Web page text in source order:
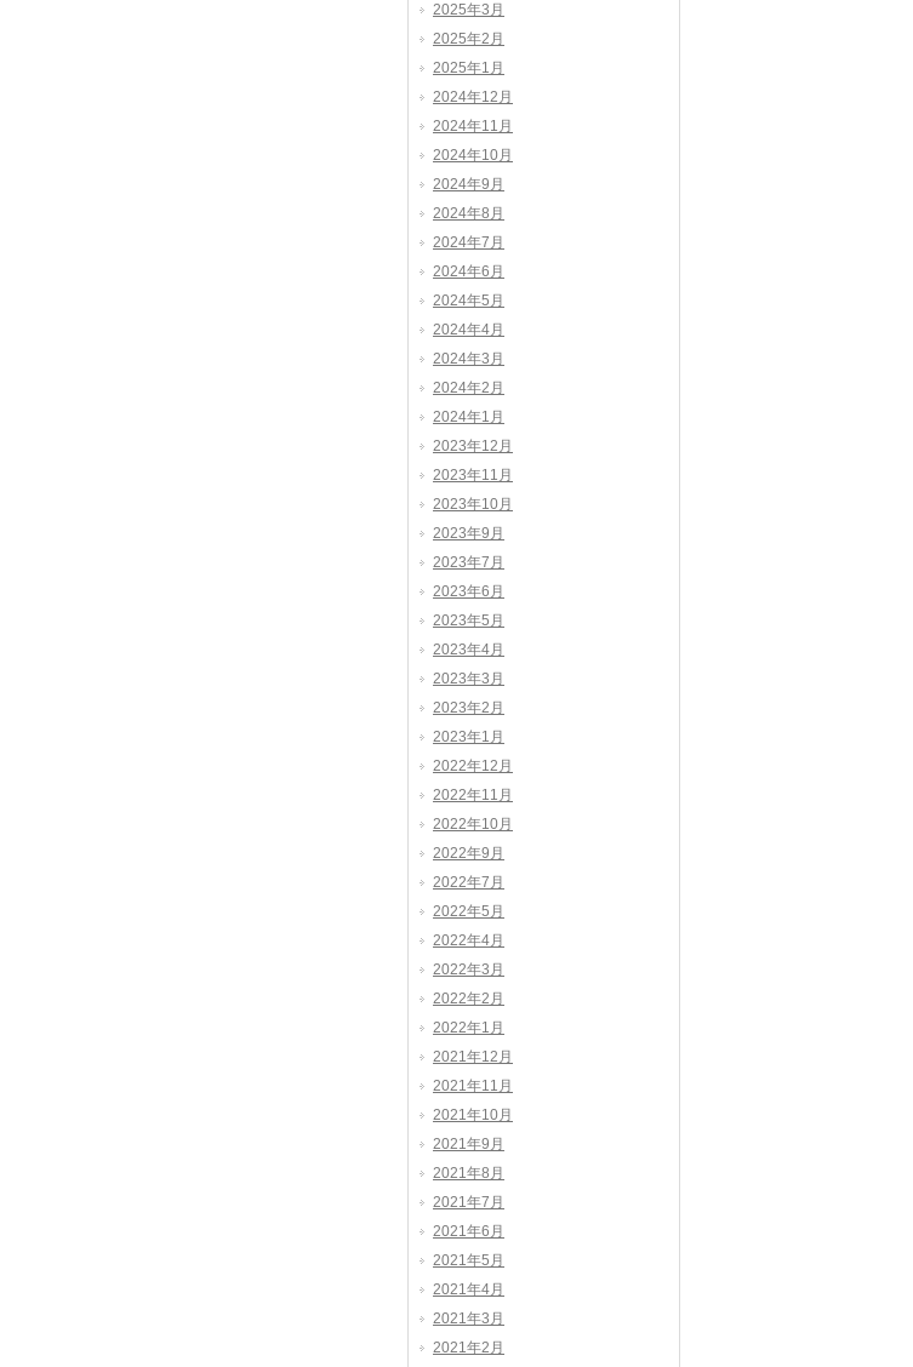
2025年3月
2025年2月
2025年1月
2024年12月
2024年11月
2024年10月
2024年9月
2024年8月
2024年7月
2024年6月
2024年5月
2024年4月
2024年3月
2024年2月
2024年1月
2023年12月
2023年11月
2023年10月
2023年9月
2023年7月
2023年6月
2023年5月
2023年4月
2023年3月
2023年2月
2023年1月
2022年12月
2022年11月
2022年10月
2022年9月
2022年7月
2022年5月
2022年4月
2022年3月
2022年2月
2022年1月
2021年12月
2021年11月
2021年10月
2021年9月
2021年8月
2021年7月
2021年6月
2021年5月
2021年4月
2021年3月
2021年2月